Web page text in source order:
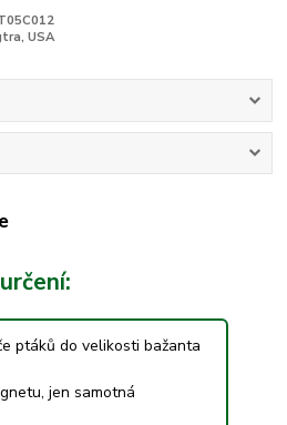
USA
ptáků do velikosti bažanta
jen samotná